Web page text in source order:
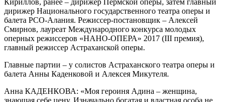
дирижер Национального государственного театра оперы и
балета РСО-Алания. Режиссер-постановщик – Алексей
Смирнов, лауреат Международного конкурса молодых
оперных режиссеров «НАНО-ОПЕРА» 2017 (III премия),
главный режиссер Астраханской оперы.
Главные партии – у солистов Астраханского театра оперы и
балета Анны Каденковой и Алексея Микутеля.
Анна КАДЕНКОВА: «Моя героиня Адина – женщина,
знающая себе цену. Изначально богатая и властная особа не